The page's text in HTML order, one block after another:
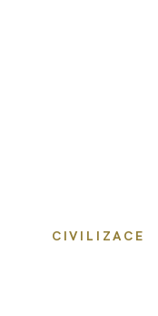
CIVILIZACE